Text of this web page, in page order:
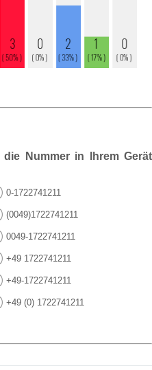
die Nummer in Ihrem Gerät
0-1722741211
(0049)1722741211
0049-1722741211
+49 1722741211
+49-1722741211
+49 (0) 1722741211